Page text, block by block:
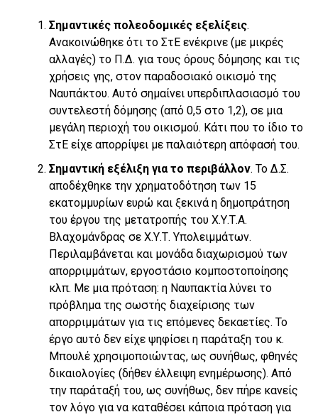
Σημαντικές πολεοδομικές εξελίξεις.
Ανακοινώθηκε ότι το ΣτΕ ενέκρινε (με μικρές
αλλαγές) το Π.Δ. για τους όρους δόμησης και τις
χρήσεις γης, στον παραδοσιακό οικισμό της
Ναυπάκτου. Αυτό σημαίνει υπερδιπλασιασμό του
συντελεστή δόμησης (από 0,5 στο 1,2), σε μια
μεγάλη περιοχή του οικισμού. Κάτι που το ίδιο το
ΣτΕ είχε απορρίψει με παλαιότερη απόφασή του.
Σημαντική εξέλιξη για το περιβάλλον. Το Δ.Σ.
αποδέχθηκε την χρηματοδότηση των 15
εκατομμυρίων ευρώ και ξεκινά η δημοπράτηση
του έργου της μετατροπής του Χ.Υ.Τ.Α.
Βλαχομάνδρας σε Χ.Υ.Τ. Υπολειμμάτων.
Περιλαμβάνεται και μονάδα διαχωρισμού των
απορριμμάτων, εργοστάσιο κομποστοποίησης
κλπ. Με μια πρόταση: η Ναυπακτία λύνει το
πρόβλημα της σωστής διαχείρισης των
απορριμμάτων για τις επόμενες δεκαετίες. Το
έργο αυτό δεν είχε ψηφίσει η παράταξη του κ.
Μπουλέ χρησιμοποιώντας, ως συνήθως, φθηνές
δικαιολογίες (δήθεν έλλειψη ενημέρωσης). Από
την παράταξή του, ως συνήθως, δεν πήρε κανείς
τον λόγο για να καταθέσει κάποια πρόταση για